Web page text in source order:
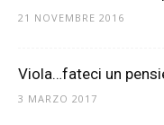
21 NOVEMBRE 2016
Viola…fateci un
3 MARZO 2017